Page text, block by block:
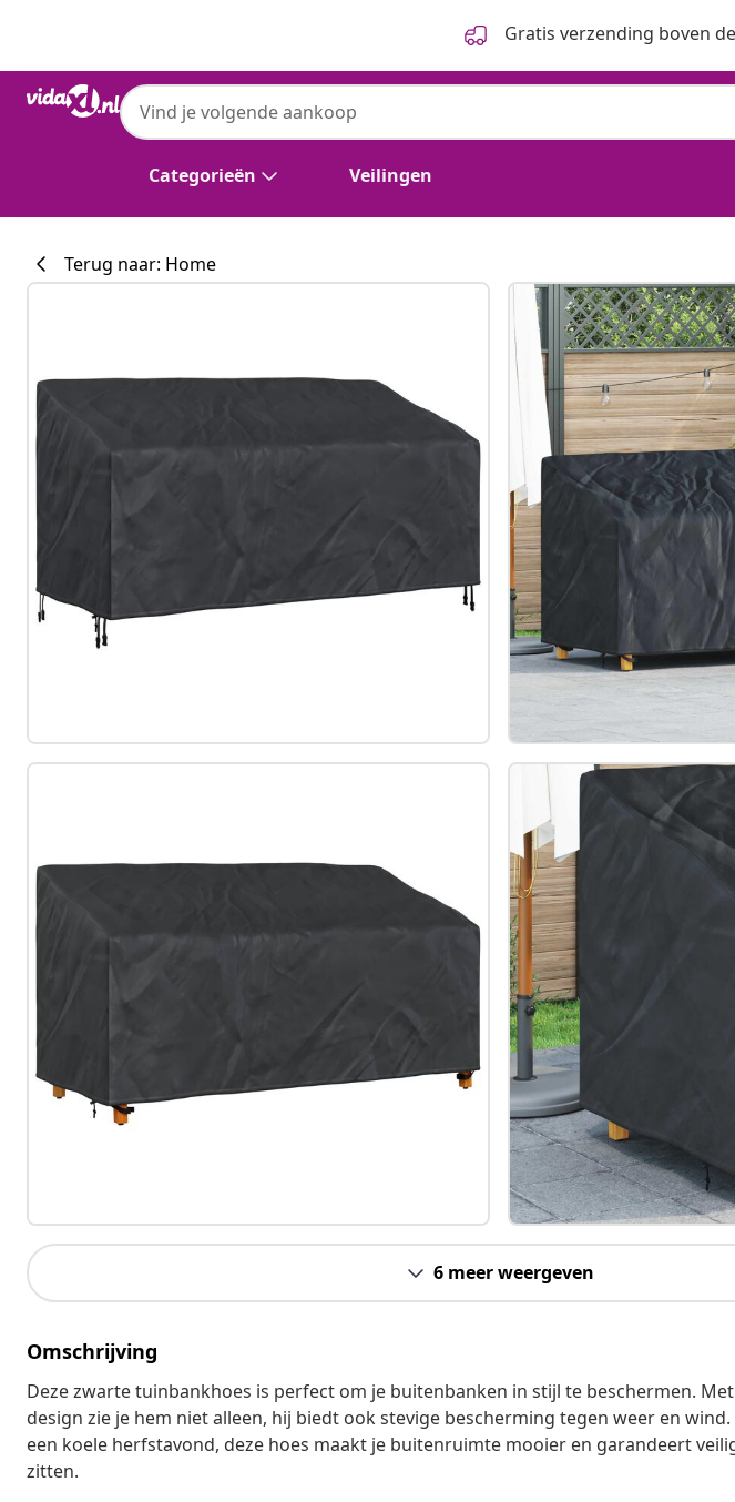
Gratis verzending boven
Categorieën Veilingen
vidaXL
Terug naar: Home
6 meer weergeven
Omschrijving
Deze zwarte tuinbankhoes is perfect om je buitenbanken in stijl te beschermen.
design zie je hem niet alleen, hij biedt ook stevige bescherming tegen weer en
een koele herfstavond, deze hoes maakt je buitenruimte mooier en garandeert
zitten.